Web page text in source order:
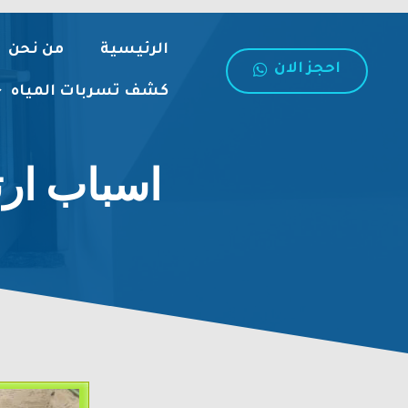
احجز الان
الرئيسية من نحن
كشف تسربات المياه
اسباب